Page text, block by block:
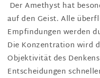
Der Amethyst hat
auf den Geist. Alle
Empfindungen werden
Die Konzentration wird
Objektivität des
Entscheidungen